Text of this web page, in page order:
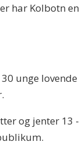
har Kolbotn en
unge lovende
og jenter 13 -